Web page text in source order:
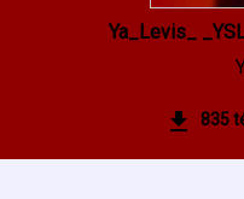
Ya_Levis_
835